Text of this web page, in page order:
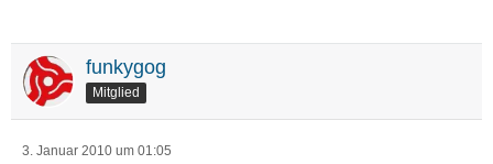
funkygog
Mitglied
3. Januar 2010 um 01:05